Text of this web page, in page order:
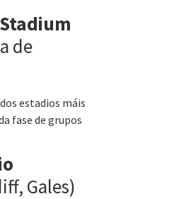
de
estadios máis
fase de grupos
Gales)